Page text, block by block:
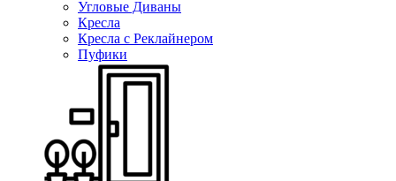
Угловые Диваны
Кресла
Кресла с Реклайнером
Пуфики